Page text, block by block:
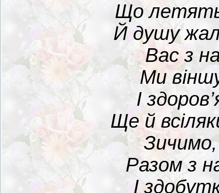
Що
Й душу
Вас з
Ми
І
Ще й
Зичимо,
Разом з
І